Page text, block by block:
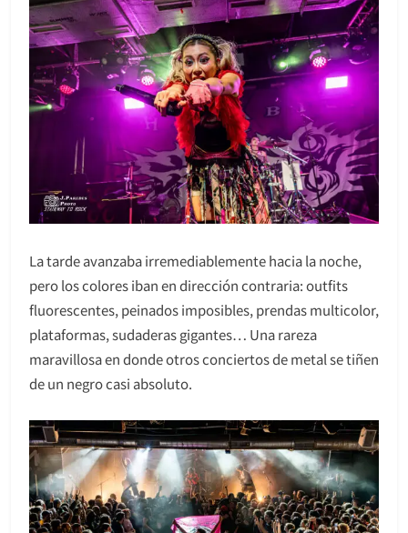
La tarde avanzaba irremediablemente hacia la noche,
pero los colores iban en dirección contraria: outfits
fluorescentes, peinados imposibles, prendas multicolor,
plataformas, sudaderas gigantes… Una rareza
maravillosa en donde otros conciertos de metal se tiñen
de un negro casi absoluto.